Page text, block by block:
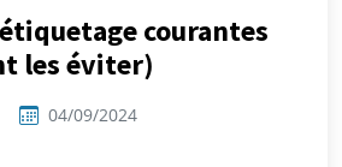
courantes
les éviter)
04/09/2024